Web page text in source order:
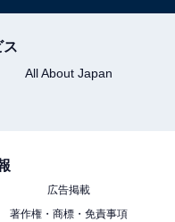
「貯蓄額」は？ 500人
？ 30〜40代子育て世
ス
All About Japan
広告掲載
著作権・商標・免責事項